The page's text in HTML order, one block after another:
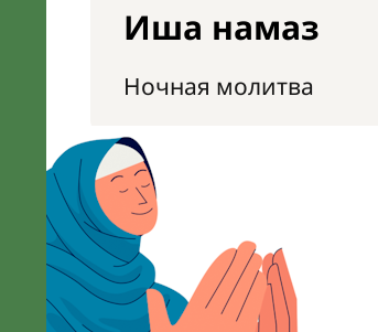
Иша намаз
Ночная молитва